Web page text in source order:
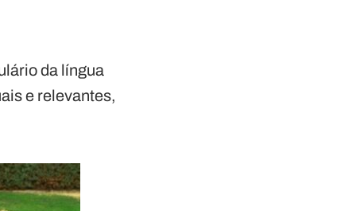
da língua
e relevantes,